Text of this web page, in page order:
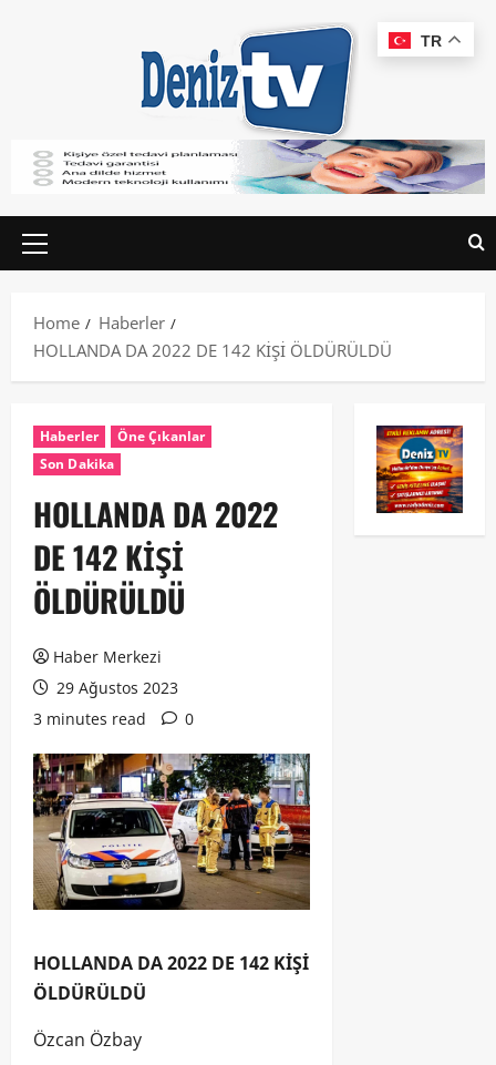
Home
Haberler
HOLLANDA DA 2022 DE 142 KİŞİ ÖLDÜRÜLDÜ
Haberler
Öne Çıkanlar
Son Dakika
HOLLANDA DA 2022
DE 142 KİŞİ
ÖLDÜRÜLDÜ
Haber Merkezi
29 Ağustos 2023
3 minutes read
0
HOLLANDA DA 2022 DE 142 KİŞİ
ÖLDÜRÜLDÜ
Özcan Özbay
TR